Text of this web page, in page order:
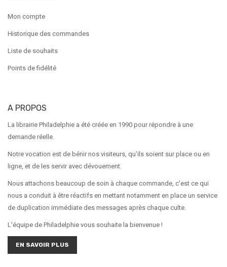
Mon compte
Historique des commandes
Liste de souhaits
Points de fidélité
A PROPOS
La librairie Philadelphie a été créée en 1990 pour répondre à une
demande réelle.
Notre vocation est de bénir nos visiteurs, qu'ils soient sur place ou en
ligne, et de les servir avec dévouement.
Nous attachons beaucoup de soin à chaque commande, c'est ce qui
nous a conduit à être réactifs en mettant notamment en place un service
de duplication immédiate des messages après chaque culte.
L'équipe de Philadelphie vous souhaite la bienvenue !
EN SAVOIR PLUS